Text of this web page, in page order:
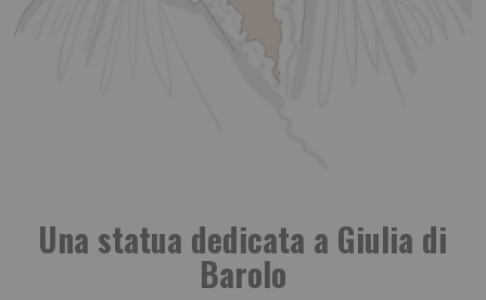
Una statua dedicata a Giulia di
Barolo